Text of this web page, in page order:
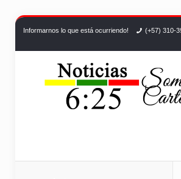
Informarnos lo que está ocurriendo! (+57) 310-